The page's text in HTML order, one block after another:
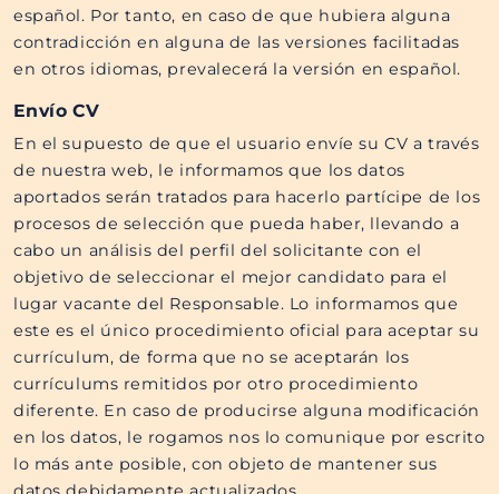
español. Por tanto, en caso de que hubiera alguna
contradicción en alguna de las versiones facilitadas
en otros idiomas, prevalecerá la versión en español.
Envío CV
En el supuesto de que el usuario envíe su CV a través
de nuestra web, le informamos que los datos
aportados serán tratados para hacerlo partícipe de los
procesos de selección que pueda haber, llevando a
cabo un análisis del perfil del solicitante con el
objetivo de seleccionar el mejor candidato para el
lugar vacante del Responsable. Lo informamos que
este es el único procedimiento oficial para aceptar su
currículum, de forma que no se aceptarán los
currículums remitidos por otro procedimiento
diferente. En caso de producirse alguna modificación
en los datos, le rogamos nos lo comunique por escrito
lo más ante posible, con objeto de mantener sus